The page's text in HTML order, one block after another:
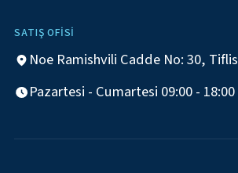
SATIŞ OFISI
Noe Ramishvili Cadde No: 30, Tiflis
Pazartesi - Cumartesi 09:00 - 18:00